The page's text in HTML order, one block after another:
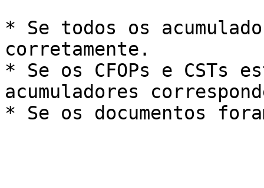
* Se todos os
corretamente.
* Se os CFOPs e CSTs
acumuladores